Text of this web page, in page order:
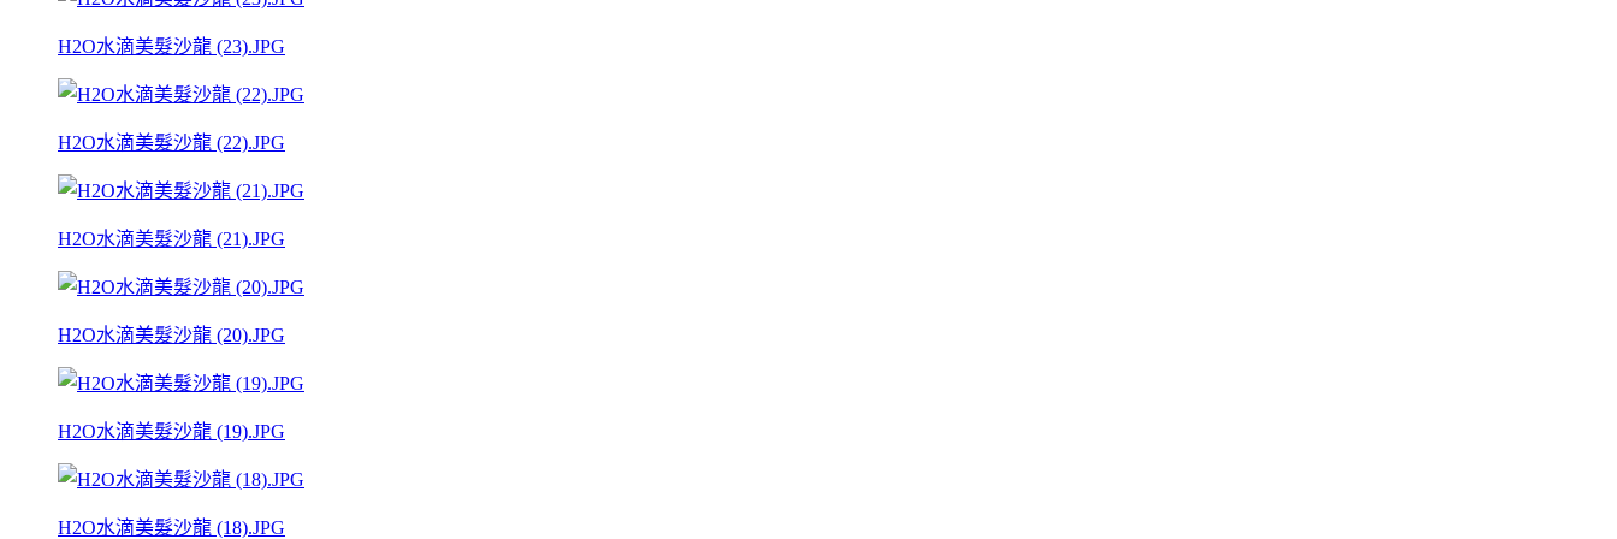
H2O水滴美髮沙龍 (23).JPG
H2O水滴美髮沙龍 (22).JPG
H2O水滴美髮沙龍 (21).JPG
H2O水滴美髮沙龍 (20).JPG
H2O水滴美髮沙龍 (19).JPG
H2O水滴美髮沙龍 (18).JPG